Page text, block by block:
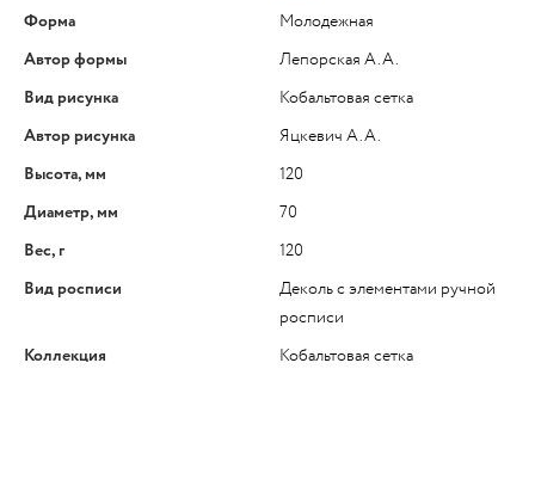
Форма
Молодежная
Автор формы
Лепорская А.А.
Вид рисунка
Кобальтовая сетка
Автор рисунка
Яцкевич А.А.
Высота, мм
120
Диаметр, мм
70
Вес, г
120
Вид росписи
Деколь с элементами ручной
росписи
Коллекция
Кобальтовая сетка